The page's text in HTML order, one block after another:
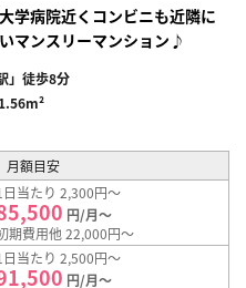
学病院近くコンビニも近隣に
マンスリーマンション♪
」徒歩8分
月額目安
日当たり 2,300円～
円/月～
期費用他 22,000円～
日当たり 2,500円～
円/月～